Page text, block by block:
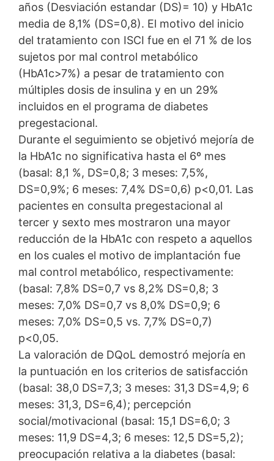
años (Desviación estandar (DS)= 10) y HbA1c
media de 8,1% (DS=0,8). El motivo del inicio
del tratamiento con ISCI fue en el 71 % de los
sujetos por mal control metabólico
(HbA1c>7%) a pesar de tratamiento con
múltiples dosis de insulina y en un 29%
incluidos en el programa de diabetes
pregestacional.
Durante el seguimiento se objetivó mejoría de
la HbA1c no significativa hasta el 6º mes
(basal: 8,1 %, DS=0,8; 3 meses: 7,5%,
DS=0,9%; 6 meses: 7,4% DS=0,6) p<0,01. Las
pacientes en consulta pregestacional al
tercer y sexto mes mostraron una mayor
reducción de la HbA1c con respeto a aquellos
en los cuales el motivo de implantación fue
mal control metabólico, respectivamente:
(basal: 7,8% DS=0,7 vs 8,2% DS=0,8; 3
meses: 7,0% DS=0,7 vs 8,0% DS=0,9; 6
meses: 7,0% DS=0,5 vs. 7,7% DS=0,7)
p<0,05.
La valoración de DQoL demostró mejoría en
la puntuación en los criterios de satisfacción
(basal: 38,0 DS=7,3; 3 meses: 31,3 DS=4,9; 6
meses: 31,3, DS=6,4); percepción
social/motivacional (basal: 15,1 DS=6,0; 3
meses: 11,9 DS=4,3; 6 meses: 12,5 DS=5,2);
preocupación relativa a la diabetes (basal: